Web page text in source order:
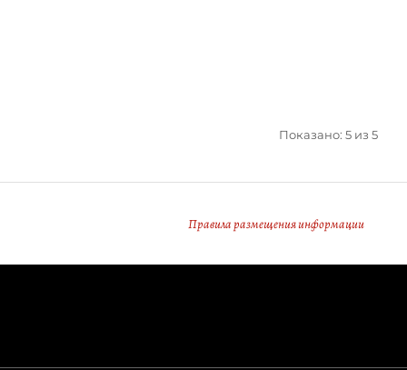
Показано: 5 из 5
Правила размещения информации